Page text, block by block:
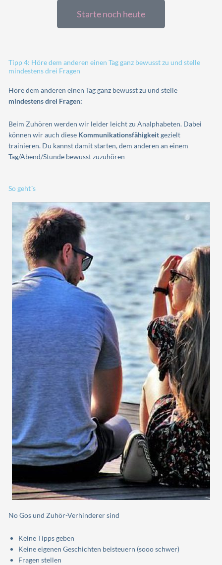
Starte noch heute
Tipp 4: Höre dem anderen einen Tag ganz bewusst zu und stelle
mindestens drei Fragen
Höre dem anderen einen Tag ganz bewusst zu und stelle
mindestens drei Fragen:
Beim Zuhören werden wir leider leicht zu Analphabeten. Dabei
können wir auch diese Kommunikationsfähigkeitgezielt
trainieren. Du kannst damit starten, dem anderen an einem
Tag/Abend/Stunde bewusst zuzuhören
So geht´s
No Gos und Zuhör-Verhinderer sind
Keine Tipps geben
Keine eigenen Geschichten beisteuern (sooo schwer)
Fragen stellen